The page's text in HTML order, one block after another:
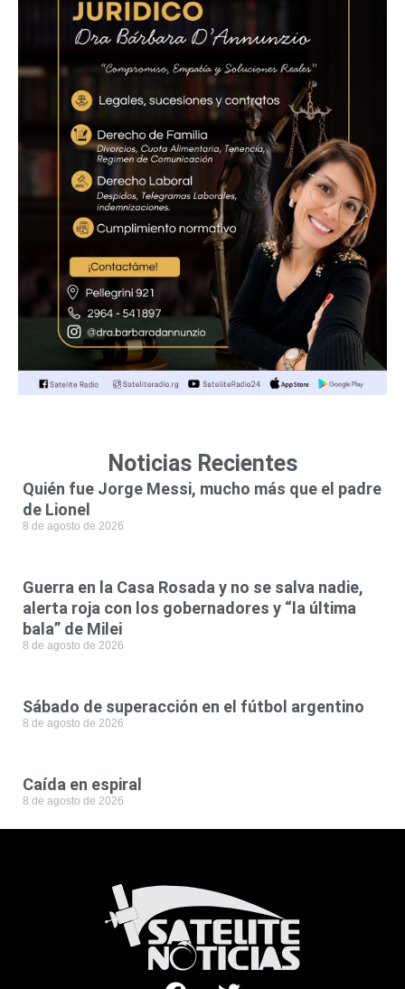
Noticias Recientes
Quién fue Jorge Messi, mucho más que el padre
de Lionel
8 de agosto de 2026
Guerra en la Casa Rosada y no se salva nadie,
alerta roja con los gobernadores y “la última
bala” de Milei
8 de agosto de 2026
Sábado de superacción en el fútbol argentino
8 de agosto de 2026
Caída en espiral
8 de agosto de 2026
F T